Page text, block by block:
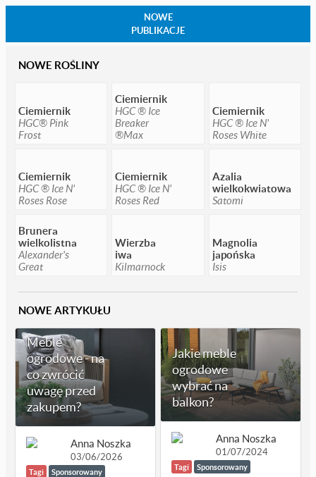
NOWE
PUBLIKACJE
NOWE ROŚLINY
Ciemiernik
HGC® Pink
Frost
Ciemiernik
HGC ® Ice
Breaker
®Max
Ciemiernik
HGC ® Ice N'
Roses White
Ciemiernik
HGC ® Ice N'
Roses Rose
Ciemiernik
HGC ® Ice N'
Roses Red
Azalia
wielkokwiatowa
Satomi
Brunera
wielkolistna
Alexander's
Great
Wierzba
iwa
Kilmarnock
Magnolia
japońska
Isis
NOWE ARTYKUŁU
Meble
ogrodowe - na
co zwrócić
uwagę przed
zakupem?
Anna Noszka
03/06/2026
Tagi Sponsorowany
Jakie meble
ogrodowe
wybrać na
balkon?
Anna Noszka
01/07/2024
Tagi Sponsorowany